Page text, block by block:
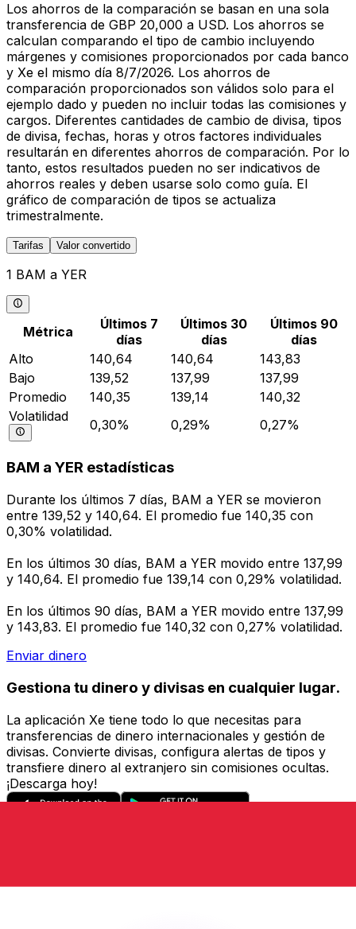
Los ahorros de la comparación se basan en una sola
transferencia de GBP 20,000 a USD. Los ahorros se
calculan comparando el tipo de cambio incluyendo
márgenes y comisiones proporcionados por cada banco
y Xe el mismo día 8/7/2026. Los ahorros de
comparación proporcionados son válidos solo para el
ejemplo dado y pueden no incluir todas las comisiones y
cargos. Diferentes cantidades de cambio de divisa, tipos
de divisa, fechas, horas y otros factores individuales
resultarán en diferentes ahorros de comparación. Por lo
tanto, estos resultados pueden no ser indicativos de
ahorros reales y deben usarse solo como guía. El
gráfico de comparación de tipos se actualiza
trimestralmente.
Tarifas Valor convertido
1 BAM a YER
Métrica
Últimos 7
días
Últimos 30
días
Últimos 90
días
Alto
140,64 140,64
143,83
Bajo
139,52 137,99
137,99
Promedio
140,35 139,14
140,32
Volatilidad
0,30% 0,29% 0,27%
BAM a YER estadísticas
Durante los últimos 7 días, BAM a YER se movieron
entre 139,52 y 140,64. El promedio fue 140,35 con
0,30% volatilidad.
En los últimos 30 días, BAM a YER movido entre 137,99
y 140,64. El promedio fue 139,14 con 0,29% volatilidad.
En los últimos 90 días, BAM a YER movido entre 137,99
y 143,83. El promedio fue 140,32 con 0,27% volatilidad.
Enviar dinero
Gestiona tu dinero y divisas en cualquier lugar.
La aplicación Xe tiene todo lo que necesitas para
transferencias de dinero internacionales y gestión de
divisas. Convierte divisas, configura alertas de tipos y
transfiere dinero al extranjero sin comisiones ocultas.
¡Descarga hoy!